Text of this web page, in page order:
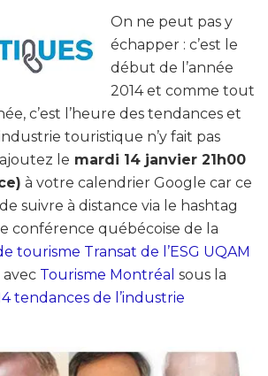
On ne peut pas y
échapper : c’est le
début de l’année
2014 et comme tout
c’est l’heure des tendances et
touristique n’y fait pas
le mardi 14 janvier 21h00
à votre calendrier Google car ce
suivre à distance via le hashtag
conférence québécoise de la
tourisme Transat de l’ESG UQAM
Tourisme Montréal sous la
tendances de l’industrie